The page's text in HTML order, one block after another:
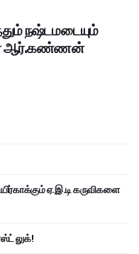
நஷ்டமடையும்
ஆர்.கண்ணன்
ஏ.இ.டி கருவிகளை
லுக்!